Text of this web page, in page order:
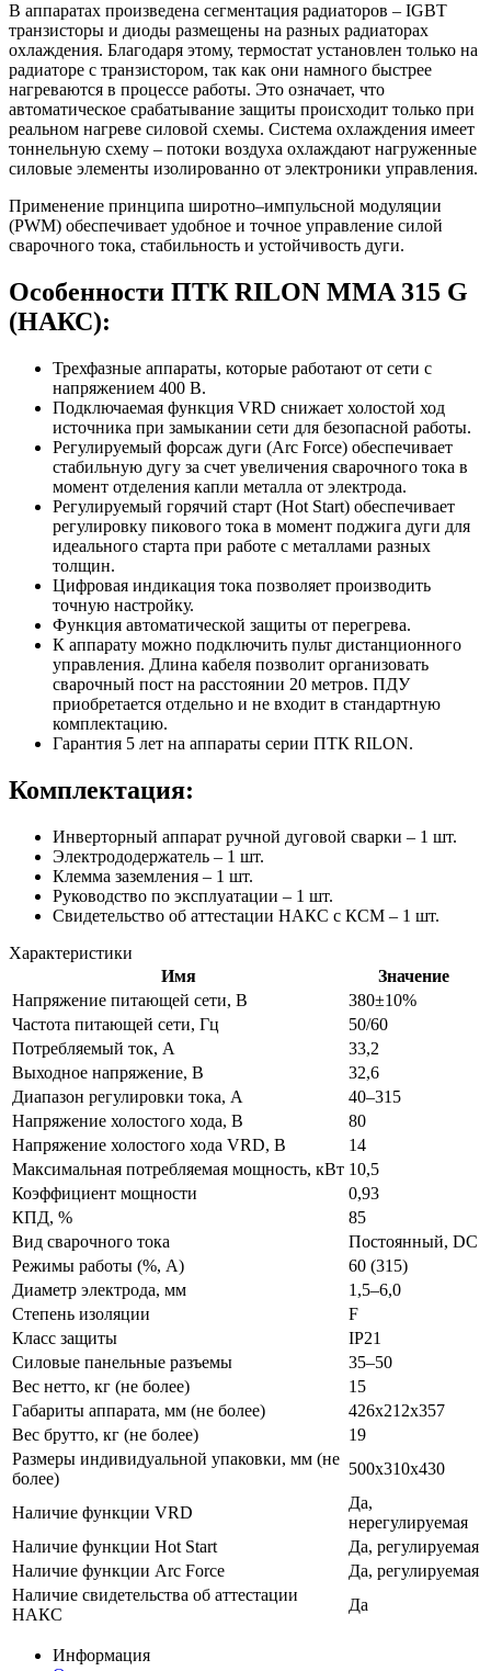
В аппаратах произведена сегментация радиаторов – IGBT
транзисторы и диоды размещены на разных радиаторах
охлаждения. Благодаря этому, термостат установлен только на
радиаторе с транзистором, так как они намного быстрее
нагреваются в процессе работы. Это означает, что
автоматическое срабатывание защиты происходит только при
реальном нагреве силовой схемы. Система охлаждения имеет
тоннельную схему – потоки воздуха охлаждают нагруженные
силовые элементы изолированно от электроники управления.
Применение принципа широтно–импульсной модуляции
(PWM) обеспечивает удобное и точное управление силой
сварочного тока, стабильность и устойчивость дуги.
Особенности ПТК RILON MMA 315 G
(НАКС):
Трехфазные аппараты, которые работают от сети с
напряжением 400 В.
Подключаемая функция VRD снижает холостой ход
источника при замыкании сети для безопасной работы.
Регулируемый форсаж дуги (Arc Force) обеспечивает
стабильную дугу за счет увеличения сварочного тока в
момент отделения капли металла от электрода.
Регулируемый горячий старт (Hot Start) обеспечивает
регулировку пикового тока в момент поджига дуги для
идеального старта при работе с металлами разных
толщин.
Цифровая индикация тока позволяет производить
точную настройку.
Функция автоматической защиты от перегрева.
К аппарату можно подключить пульт дистанционного
управления. Длина кабеля позволит организовать
сварочный пост на расстоянии 20 метров. ПДУ
приобретается отдельно и не входит в стандартную
комплектацию.
Гарантия 5 лет на аппараты серии ПТК RILON.
Комплектация:
Инверторный аппарат ручной дуговой сварки – 1 шт.
Электрододержатель – 1 шт.
Клемма заземления – 1 шт.
Руководство по эксплуатации – 1 шт.
Свидетельство об аттестации НАКС с КСМ – 1 шт.
Характеристики
Имя
Значение
Напряжение питающей сети, В
380±10%
Частота питающей сети, Гц
50/60
Потребляемый ток, А
33,2
Выходное напряжение, В
32,6
Диапазон регулировки тока, А
40–315
Напряжение холостого хода, В
80
Напряжение холостого хода VRD, В
14
Максимальная потребляемая мощность, кВт 10,5
Коэффициент мощности
0,93
КПД, %
85
Вид сварочного тока
Постоянный, DC
Режимы работы (%, А)
60 (315)
Диаметр электрода, мм
1,5–6,0
Степень изоляции
F
Класс защиты
IP21
Силовые панельные разъемы
35–50
Вес нетто, кг (не более)
15
Габариты аппарата, мм (не более)
426х212х357
Вес брутто, кг (не более)
19
Размеры индивидуальной упаковки, мм (не
более)
500х310х430
Наличие функции VRD
Да,
нерегулируемая
Наличие функции Hot Start
Да, регулируемая
Наличие функции Arc Force
Да, регулируемая
Наличие свидетельства об аттестации
НАКС
Да
Информация